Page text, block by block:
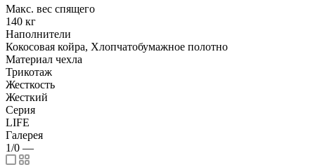
Макс. вес спящего
140 кг
Наполнители
Кокосовая койра, Хлопчатобумажное полотно
Материал чехла
Трикотаж
Жесткость
Жесткий
Серия
LIFE
Галерея
1/0 —